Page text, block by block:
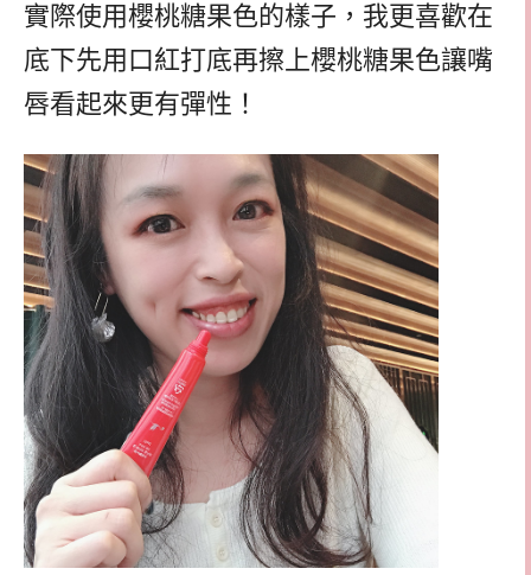
實際使用櫻桃糖果色的樣子，我更喜歡在
底下先用口紅打底再擦上櫻桃糖果色讓嘴
唇看起來更有彈性！